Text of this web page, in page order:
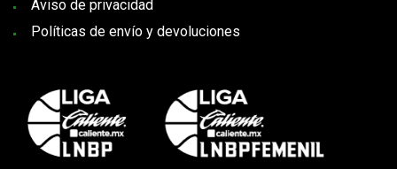
Aviso de privacidad
Políticas de envío y devoluciones